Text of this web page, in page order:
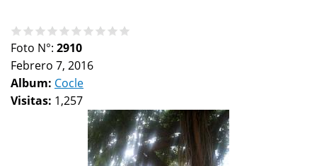
Foto N°: 2910
Febrero 7, 2016
Album: Cocle
Visitas: 1,257